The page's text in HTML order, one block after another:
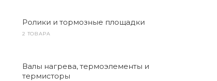
Ролики и тормозные площадки
2 ТОВАРА
Валы нагрева, термоэлементы и
термисторы